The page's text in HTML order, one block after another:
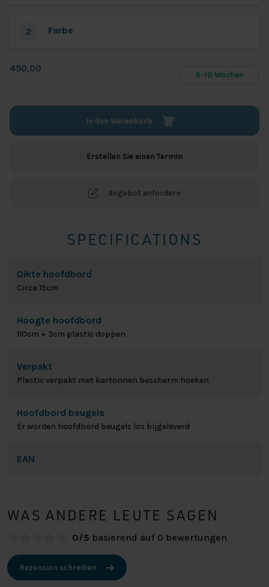
2 Farbe
450,00
8-10 Wochen
In den Warenkorb
Erstellen Sie einen Termin
Angebot anfordern
SPECIFICATIONS
Dikte hoofdbord
Circa 15cm
Hoogte hoofdbord
110cm + 3cm plastic doppen
Verpakt
Plastic verpakt met kartonnen bescherm hoeken
Hoofdbord beugels
Er worden hoofdbord beugels los bijgeleverd
EAN
WAS ANDERE LEUTE SAGEN
0/5 basierend auf 0 bewertungen
Rezension schreiben